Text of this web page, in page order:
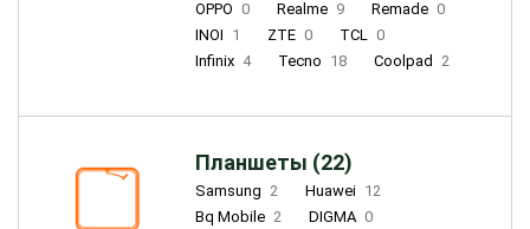
OPPO 0 Realme 9 Remade 0
INOI 1 ZTE 0 TCL 0
Infinix 4 Tecno 18 Coolpad 2
Планшеты (22)
Samsung 2 Huawei 12
Bq Mobile 2 DIGMA 0